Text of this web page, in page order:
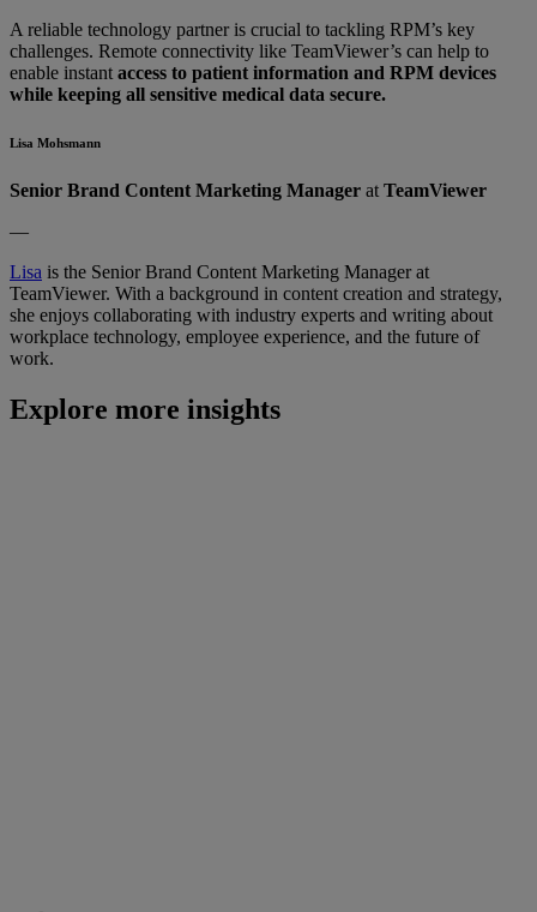
A reliable technology partner is crucial to tackling RPM’s key
challenges. Remote connectivity like TeamViewer’s can help to
enable instant access to patient information and RPM devices
while keeping all sensitive medical data secure.
Lisa Mohsmann
Senior Brand Content Marketing Manager at TeamViewer
—
Lisa is the Senior Brand Content Marketing Manager at
TeamViewer. With a background in content creation and strategy,
she enjoys collaborating with industry experts and writing about
workplace technology, employee experience, and the future of
work.
Explore more insights